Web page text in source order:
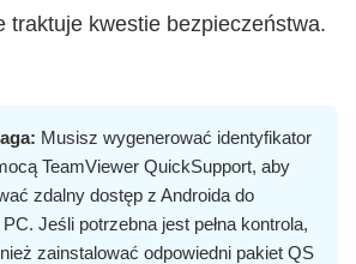
traktuje kwestie bezpieczeństwa.
Musisz wygenerować identyfikator
TeamViewer QuickSupport, aby
zdalny dostęp z Androida do
Jeśli potrzebna jest pełna kontrola,
zainstalować odpowiedni pakiet QS